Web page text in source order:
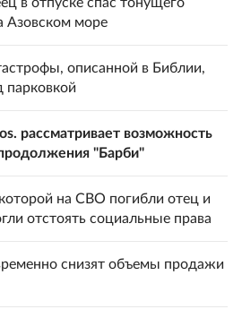
в отпуске спас тонущего
Азовском море
описанной в Библии,
парковкой
рассматривает возможность
"Барби"
на СВО погибли отец и
отстоять социальные права
снизят объемы продажи